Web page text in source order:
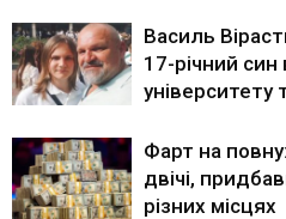
Василь
17-річний син
університету
Фарт на
двічі,
різних місцях